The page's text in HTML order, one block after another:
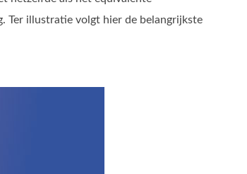
Ter illustratie volgt hier de belangrijkste